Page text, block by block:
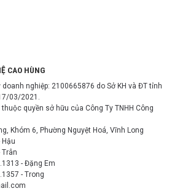
CAO HÙNG
nghiệp: 2100665876 do Sở KH và ĐT tỉnh
03/2021.
quyền sở hữu của Công Ty TNHH Công
Khóm 6, Phường Nguyệt Hoá, Vĩnh Long
- Đặng Em
- Trong